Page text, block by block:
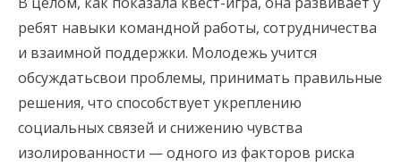
ребят навыки командной работы, сотрудничества
и взаимной поддержки. Молодежь учится
обсуждатьсвои проблемы, принимать правильные
решения, что способствует укреплению
социальных связей и снижению чувства
изолированности — одного из факторов риска